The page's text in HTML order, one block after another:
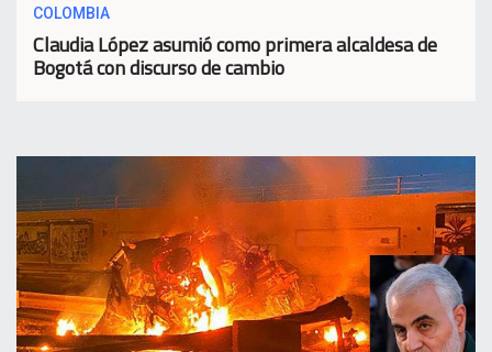
COLOMBIA
Claudia López asumió como primera alcaldesa de
Bogotá con discurso de cambio